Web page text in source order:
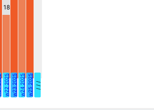
5 jaar geleden werd ik voorgoed
het blijkbaar niet zo begrepen op de Rode
18
w22 2025w23 2025w24 2025w25 2025 / / /